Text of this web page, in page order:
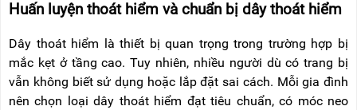
Huấn luyện thoát hiểm và chuẩn bị dây thoát hiểm
Dây thoát hiểm là thiết bị quan trọng trong trường hợp bị
mắc kẹt ở tầng cao. Tuy nhiên, nhiều người dù có trang bị
vẫn không biết sử dụng hoặc lắp đặt sai cách. Mỗi gia đình
nên chọn loại dây thoát hiểm đạt tiêu chuẩn, có móc neo